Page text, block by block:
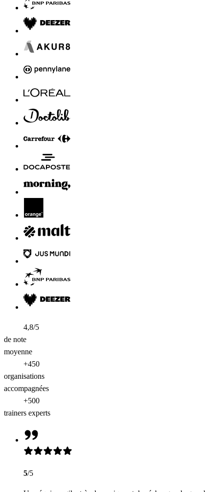
4,8/5
de note
moyenne
+450
organisations
accompagnées
+500
trainers experts
5/5